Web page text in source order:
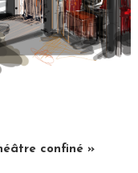
confiné »